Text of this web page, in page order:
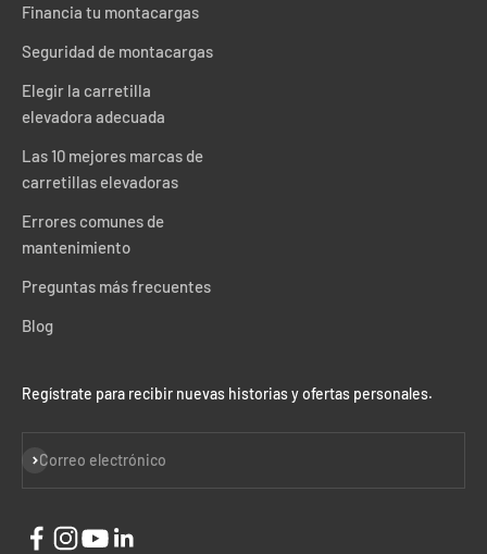
Financia tu montacargas
Seguridad de montacargas
Elegir la carretilla
elevadora adecuada
Las 10 mejores marcas de
carretillas elevadoras
Errores comunes de
mantenimiento
Preguntas más frecuentes
Blog
Regístrate para recibir nuevas historias y ofertas personales.
Correo electrónico
Suscribir